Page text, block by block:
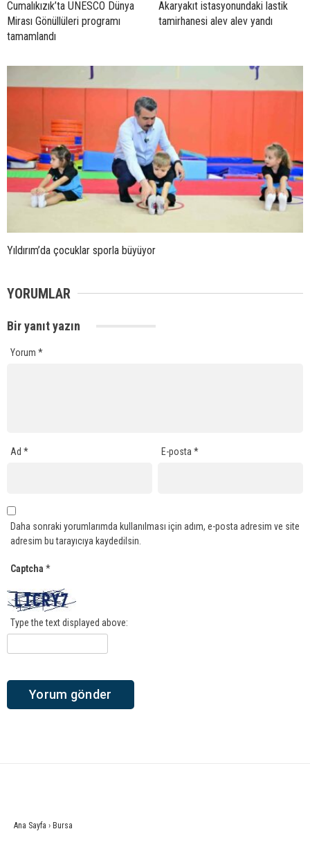
Cumalıkızık’ta UNESCO Dünya
Mirası Gönüllüleri programı
tamamlandı
Akaryakıt istasyonundaki lastik
tamirhanesi alev alev yandı
Yıldırım’da çocuklar sporla büyüyor
YORUMLAR
Bir yanıt yazın
Yorum *
Ad * E-posta*
Daha sonraki yorumlarımda kullanılması için adım, e-posta adresim ve site
adresim bu tarayıcıya kaydedilsin.
Captcha *
Type the text displayed above:
Ana Sayfa › Bursa